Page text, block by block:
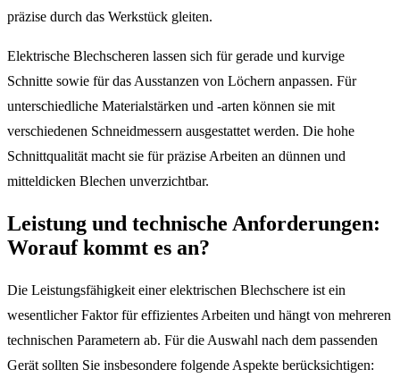
präzise durch das Werkstück gleiten.
Elektrische Blechscheren lassen sich für gerade und kurvige
Schnitte sowie für das Ausstanzen von Löchern anpassen. Für
unterschiedliche Materialstärken und -arten können sie mit
verschiedenen Schneidmessern ausgestattet werden. Die hohe
Schnittqualität macht sie für präzise Arbeiten an dünnen und
mitteldicken Blechen unverzichtbar.
Leistung und technische Anforderungen:
Worauf kommt es an?
Die Leistungsfähigkeit einer elektrischen Blechschere ist ein
wesentlicher Faktor für effizientes Arbeiten und hängt von mehreren
technischen Parametern ab. Für die Auswahl nach dem passenden
Gerät sollten Sie insbesondere folgende Aspekte berücksichtigen: